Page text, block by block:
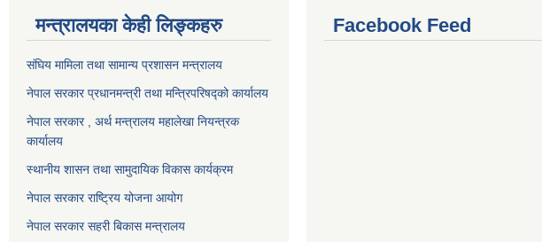
मन्त्रालयका केही लिङ्कहरु
संघिय मामिला तथा सामान्य प्रशासन मन्त्रालय
नेपाल सरकार प्रधानमन्त्री तथा मन्त्रिपरिषद्को कार्यालय
नेपाल सरकार , अर्थ मन्त्रालय महालेखा नियन्त्रक
कार्यालय
स्थानीय शासन तथा सामुदायिक विकास कार्यक्रम
नेपाल सरकार राष्ट्रिय योजना आयोग
नेपाल सरकार सहरी बिकास मन्त्रालय
Facebook Feed